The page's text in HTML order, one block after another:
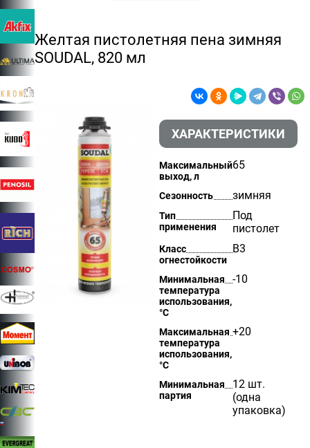
Желтая пистолетняя пена зимняя
SOUDAL, 820 мл
ХАРАКТЕРИСТИКИ
Максимальный
выход, л
65
Сезонность зимняя
Тип
применения
Под
пистолет
Класс
огнестойкости
B3
Минимальная
температура
использования,
°С
-10
Максимальная
температура
использования,
°С
+20
Минимальная
партия
12 шт.
(одна
упаковка)